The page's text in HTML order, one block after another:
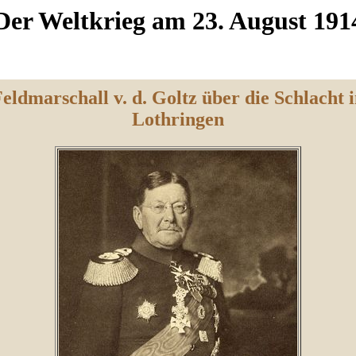
Weltkrieg am 23. August
v. d. Goltz über die Schlacht
Lothringen